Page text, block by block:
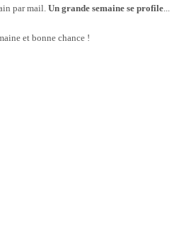
par mail. Un grande semaine se profile...
et bonne chance !